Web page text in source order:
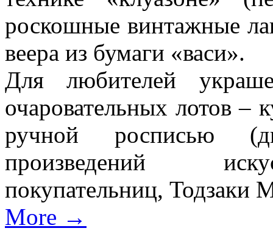
роскошные винтажные
веера из бумаги «васи».
Для любителей
очаровательных лотов –
ручной росписью
произведений
покупательниц, Тодзаки
More →